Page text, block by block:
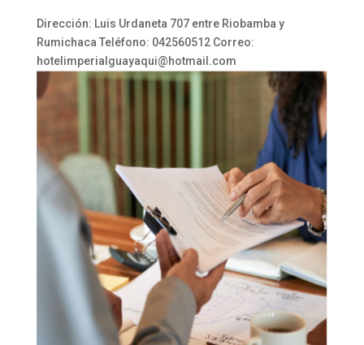
Dirección: Luis Urdaneta 707 entre Riobamba y
Rumichaca Teléfono: 042560512 Correo:
hotelimperialguayaqui@hotmail.com